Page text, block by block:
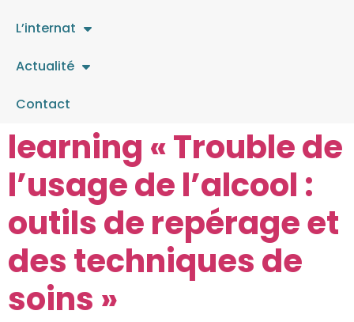
L’internat
Actualité
Contact
Catégorie :
formation
Nouveau DU en e-
learning « Trouble de
l’usage de l’alcool :
outils de repérage et
des techniques de
soins »